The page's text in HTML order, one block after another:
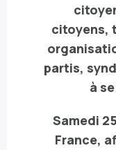
citoyens,
partis,
à
Samedi
France,